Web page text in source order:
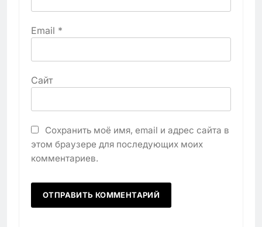
Email *
Сайт
Сохранить моё имя, email и адрес сайта в
этом браузере для последующих моих
комментариев.